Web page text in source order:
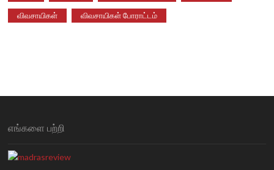
விவசாயிகள் விவசாயிகள் போராட்டம்
எங்களை பற்றி